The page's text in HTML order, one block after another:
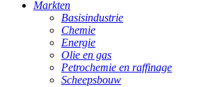
Markten
Basisindustrie
Chemie
Energie
Olie en gas
Petrochemie en raffinage
Scheepsbouw